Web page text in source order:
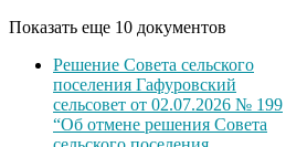
Показать еще 10 документов
Решение Совета сельского
поселения Гафуровский
сельсовет от 02.07.2026 № 199
“Об отмене решения Совета